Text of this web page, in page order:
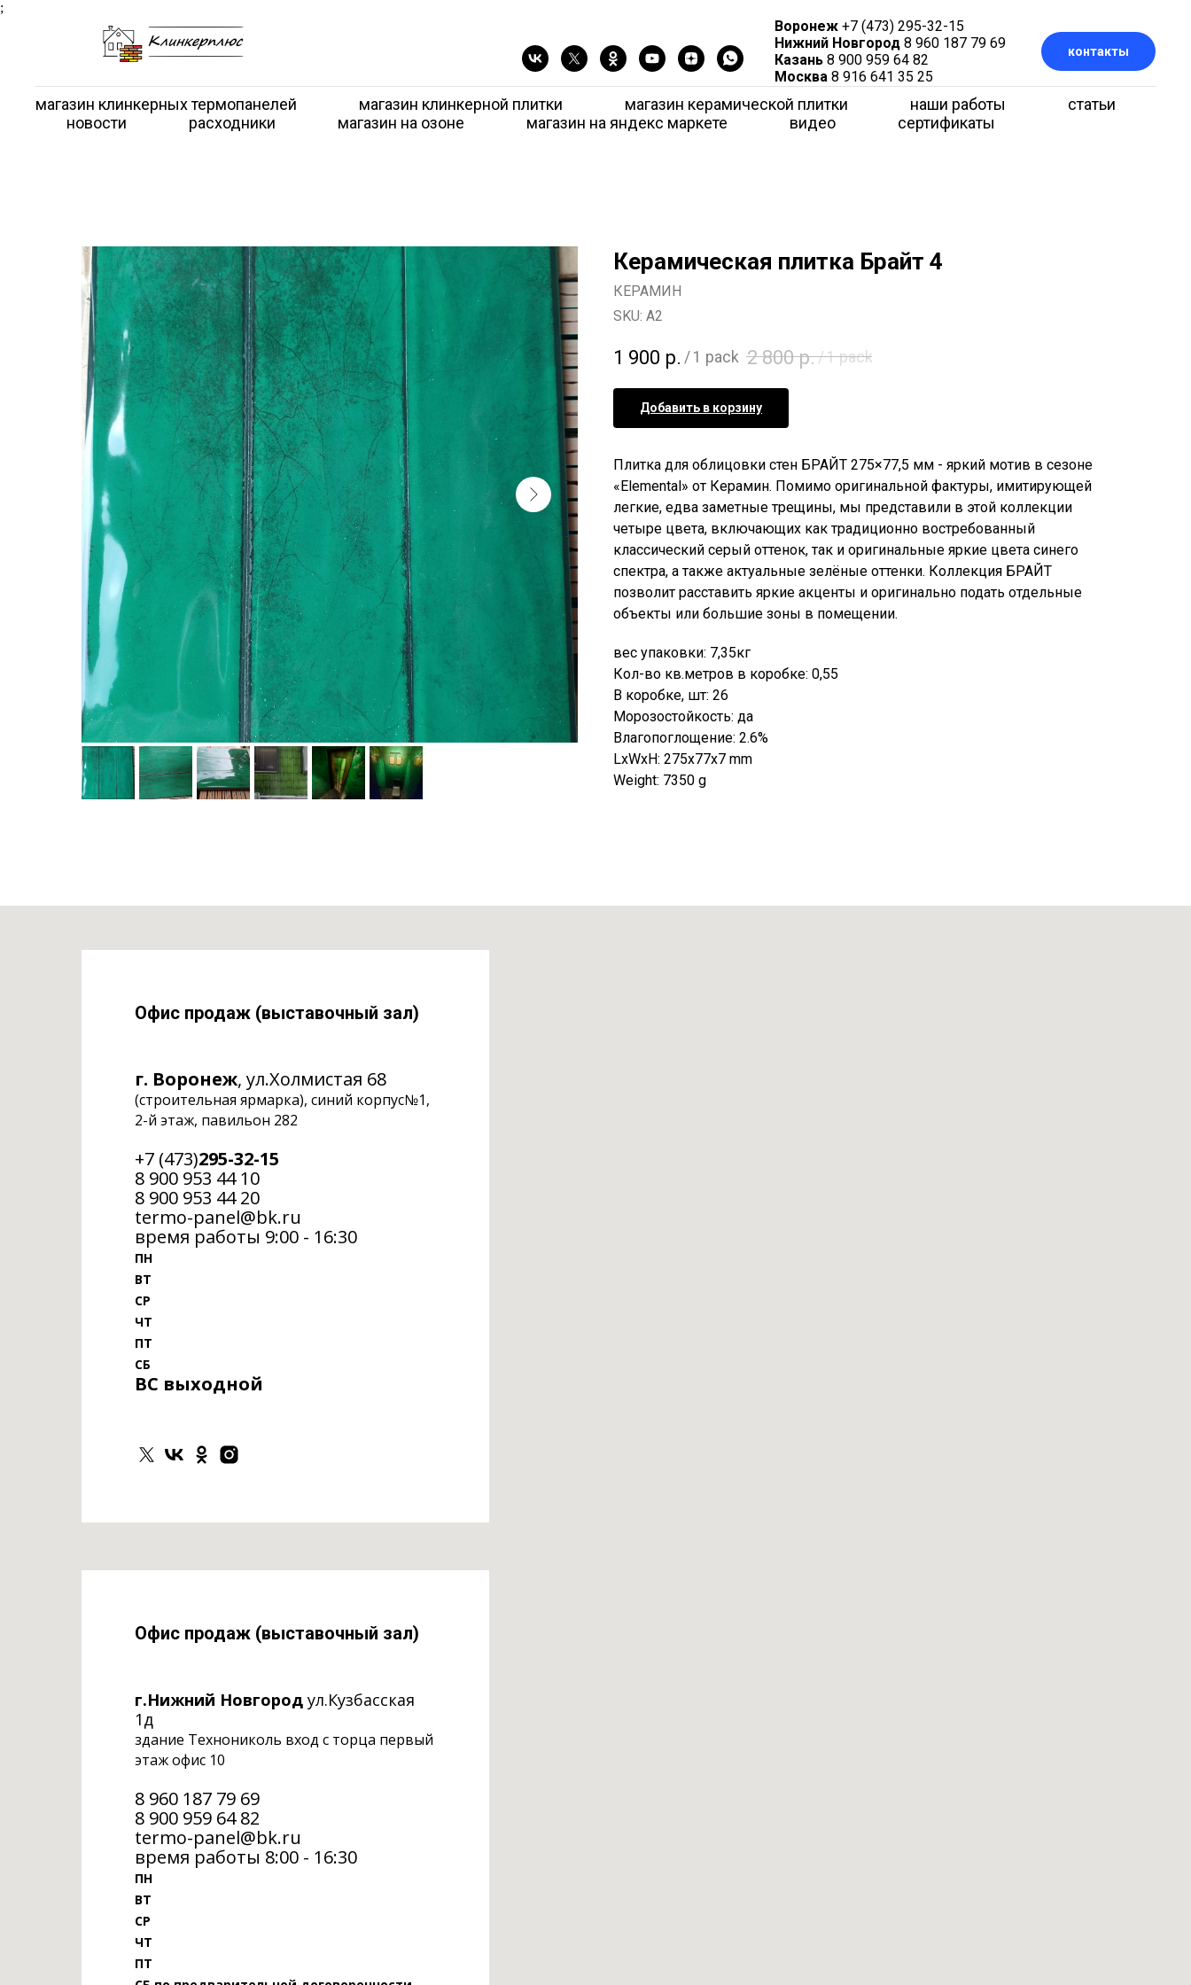
;
Воронеж +7 (473) 295-32-15
Нижний Новгород 8 960 187 79 69
Казань 8 900 959 64 82
Москва 8 916 641 35 25
контакты
магазин клинкерных термопанелей магазин клинкерной плитки магазин керамической плитки наши работы
статьи
новости
расходники магазин на озоне магазин на яндекс маркете видео сертификаты
Керамическая плитка Брайт 4
КЕРАМИН
SKU: А2
1 900 р. / 1 pack 2 800 р./1 pack
Добавить в корзину
Плитка для облицовки стен БРАЙТ 275×77,5 мм - яркий мотив в сезоне
«Elemental» от Керамин. Помимо оригинальной фактуры, имитирующей
легкие, едва заметные трещины, мы представили в этой коллекции
четыре цвета, включающих как традиционно востребованный
классический серый оттенок, так и оригинальные яркие цвета синего
спектра, а также актуальные зелёные оттенки. Коллекция БРАЙТ
позволит расставить яркие акценты и оригинально подать отдельные
объекты или большие зоны в помещении.
вес упаковки: 7,35кг
Кол-во кв.метров в коробке: 0,55
В коробке, шт: 26
Морозостойкость: да
Влагопоглощение: 2.6%
LxWxH: 275x77x7 mm
Weight: 7350 g
Офис продаж (выставочный зал)
г. Воронеж, ул.Холмистая 68
(строительная ярмарка), синий корпус№1,
2-й этаж, павильон 282
+7 (473)295-32-15
8 900 953 44 10
‎8 900 953 44 20
termo-panel@bk.ru
время работы 9:00 - 16:30
ПН
ВТ
СР
ЧТ
ПТ
СБ
ВС выходной
Офис продаж (выставочный зал)
г.Нижний Новгород ул.Кузбасская
1д
здание Технониколь вход с торца первый
этаж офис 10
8 960 187 79 69
‎8 900 959 64 82
termo-panel@bk.ru
время работы 8:00 - 16:30
ПН
ВТ
СР
ЧТ
ПТ